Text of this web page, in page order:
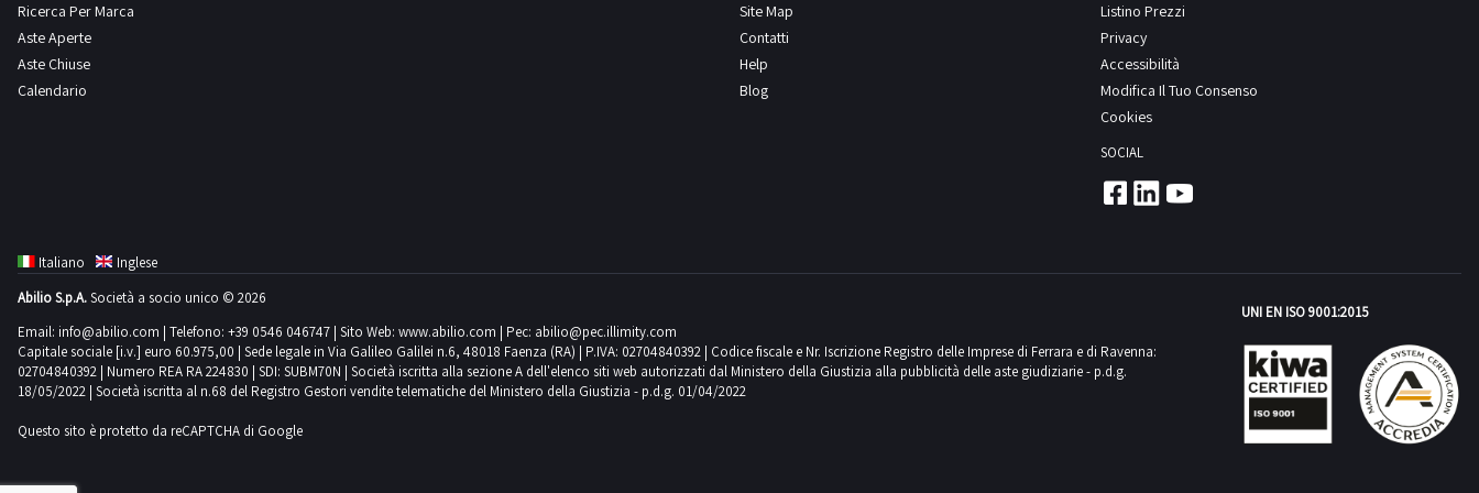
Ricerca Per Marca
Aste Aperte
Aste Chiuse
Calendario
Site Map
Contatti
Help
Blog
Listino Prezzi
Privacy
Accessibilità
Modifica Il Tuo Consenso
Cookies
SOCIAL
Italiano
Inglese
Abilio S.p.A.Società a socio unico © 2026
Email: info@abilio.com | Telefono: +39 0546 046747 | Sito Web: www.abilio.com | Pec: abilio@pec.illimity.com
Capitale sociale [i.v.] euro 60.975,00 | Sede legale in Via Galileo Galilei n.6, 48018 Faenza (RA) | P.IVA: 02704840392 | Codice fiscale e Nr. Iscrizione Registro delle Imprese di Ferrara e di Ravenna:
02704840392 | Numero REA RA 224830 | SDI: SUBM70N | Società iscritta alla sezione A dell'elenco siti web autorizzati dal Ministero della Giustizia alla pubblicità delle aste giudiziarie - p.d.g.
18/05/2022 | Società iscritta al n.68 del Registro Gestori vendite telematiche del Ministero della Giustizia - p.d.g. 01/04/2022
Questo sito è protetto da reCAPTCHA di Google
UNI EN ISO 9001:2015